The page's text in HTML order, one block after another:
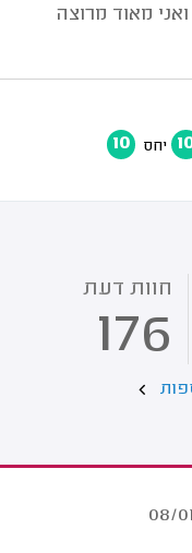
מאוד מרוצה
יחס 10
חוות דעת
176
08/